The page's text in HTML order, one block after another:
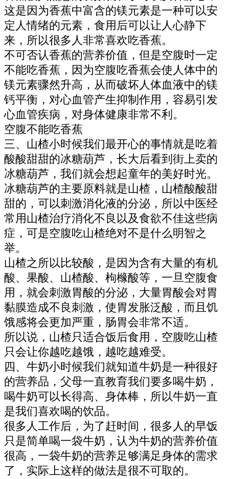
这是因为香蕉中富含的镁元素是一种可以安
定人情绪的元素，食用后可以让人心静下
来，所以很多人非常喜欢吃香蕉。
不可否认香蕉的营养价值，但是空腹时一定
不能吃香蕉，因为空腹吃香蕉会使人体中的
镁元素骤然升高，从而破坏人体血液中的镁
钙平衡，对心血管产生抑制作用，容易引发
心血管疾病，对身体健康非常不利。
空腹不能吃香蕉
三、山楂小时候我们最开心的事情就是吃着
酸酸甜甜的冰糖葫芦，长大后看到街上卖的
冰糖葫芦，我们就会想起童年的美好时光。
冰糖葫芦的主要原料就是山楂，山楂酸酸甜
甜的，可以刺激消化液的分泌，所以中医经
常用山楂治疗消化不良以及食欲不佳这些病
症，可是空腹吃山楂绝对不是什么明智之
举。
山楂之所以比较酸，是因为含有大量的有机
酸、果酸、山楂酸、枸橼酸等，一旦空腹食
用，就会刺激胃酸的分泌，大量胃酸会对胃
黏膜造成不良刺激，使胃发胀泛酸，而且饥
饿感将会更加严重，肠胃会非常不适。
所以说，山楂只适合饭后食用，空腹吃山楂
只会让你越吃越饿，越吃越难受。
四、牛奶小时候我们就知道牛奶是一种很好
的营养品，父母一直教育我们要多喝牛奶，
喝牛奶可以长得高、身体棒，所以牛奶一直
是我们喜欢喝的饮品。
很多人工作后，为了赶时间，很多人的早饭
只是简单喝一袋牛奶，认为牛奶的营养价值
很高，一袋牛奶的营养足够满足身体的需求
了，实际上这样的做法是很不可取的。